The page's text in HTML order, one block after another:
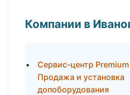
Компании в
Сервис-центр
Продажа и установка
допоборудования